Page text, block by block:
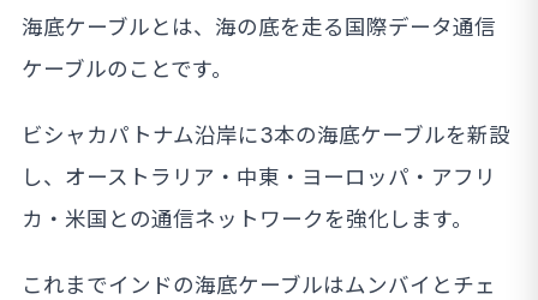
海底ケーブルとは、海の底を走る国際データ通信
ケーブルのことです。
ビシャカパトナム沿岸に3本の海底ケーブルを新設
し、オーストラリア・中東・ヨーロッパ・アフリ
カ・米国との通信ネットワークを強化します。
これまでインドの海底ケーブルはムンバイとチェ